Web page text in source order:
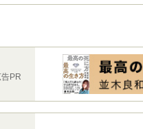
告PR